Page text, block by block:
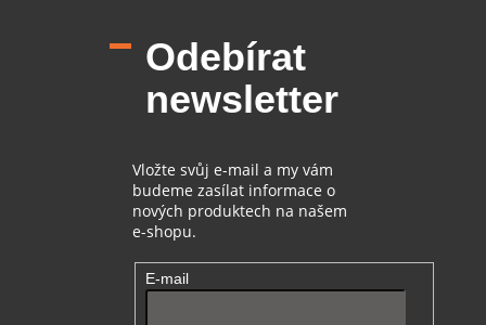
Odebírat
newsletter
Vložte svůj e-mail a my vám
budeme zasílat informace o
nových produktech na našem
e-shopu.
E-mail